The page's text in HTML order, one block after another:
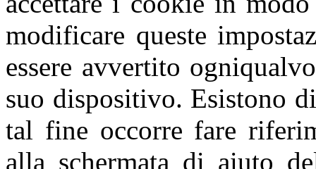
modificare queste
essere avvertito
suo dispositivo. Esistono
tal fine occorre fare
alla schermata di aiuto